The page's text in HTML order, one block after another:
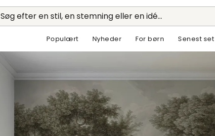
Søg efter en stil, en stemning eller en idé...
Populært Nyheder For børn Senest set